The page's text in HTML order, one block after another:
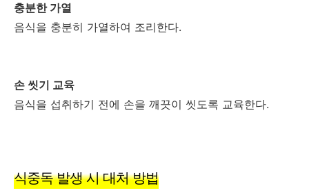
충분한 가열
음식을 충분히 가열하여 조리한다.
손 씻기 교육
음식을 섭취하기 전에 손을 깨끗이 씻도록 교육한다.
식중독 발생 시 대처 방법